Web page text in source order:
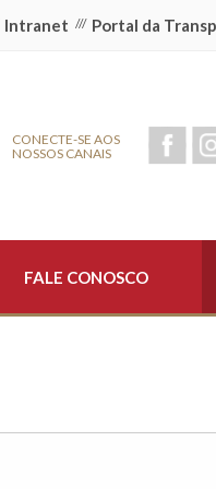
Intranet /// Portal da
CONECTE-SE AOS
NOSSOS CANAIS
FALE CONOSCO